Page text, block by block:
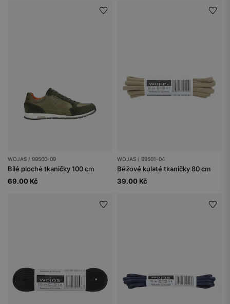
WOJAS / 99500-09
Bílé ploché tkaničky 100 cm
69.00 Kč
WOJAS / 99501-04
Béžové kulaté tkaničky 80 cm
39.00 Kč